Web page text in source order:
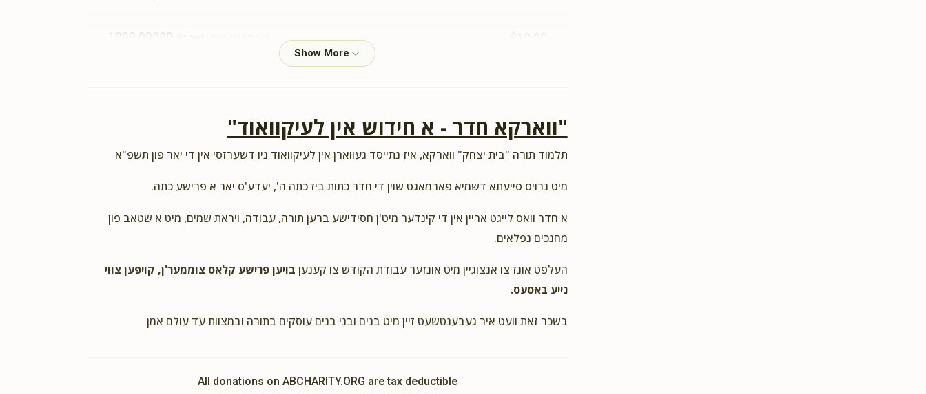
ר' יעקב שפיצער ומשפחתו
$26.00
פאר א מענטש וואס איז מקיים וואס עס שטייט אין משנה "אמור מעט ועדה הרבה" ר' יעקב אשריך ואשרי
"ווארקא חדר - א חידוש אין לעיקוואוד"
תלמוד תורה "בית יצחק" ווארקא, איז נתייסד געווארן אין לעיקוואוד ניו דשערזסי אין די יאר פון תשפ"א
מיט גרויס סייעתא דשמיא פארמאגט שוין די חדר כתות ביז כתה ה', יעדע'ס יאר א פרישע כתה.
א חדר וואס לייגט אריין אין די קינדער מיט'ן חסידישע ברען תורה, עבודה, ויראת שמים, מיט א שטאב פון
מחנכים נפלאים.
העלפט אונז צו אנצוגיין מיט אונזער עבודת הקודש צו קענען בויען פרישע קלאס צוממער'ן, קויפען צווי
נייע באסעס.
בשכר זאת וועט איר געבענטשעט זיין מיט בנים ובני בנים עוסקים בתורה ובמצוות עד עולם אמן
All donations on ABCHARITY.ORG are tax deductible